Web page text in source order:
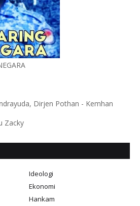
Dirjen Pothan - Kemhan
Zacky
Ideologi
Ekonomi
Hankam